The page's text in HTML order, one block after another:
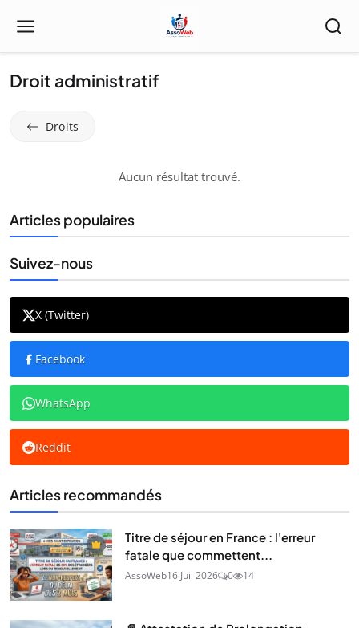
Droit administratif
Droits
Aucun résultat trouvé.
Articles populaires
Suivez-nous
X (Twitter)
Facebook
WhatsApp
Reddit
Articles recommandés
Titre de séjour en France : l'erreur
fatale que commettent...
AssoWeb16 Juil 2026 0 14